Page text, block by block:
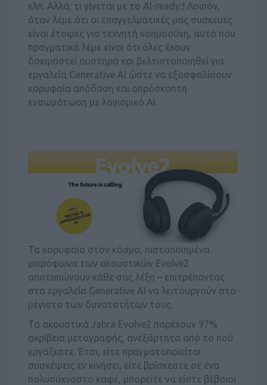
κλπ. Αλλά, τι γίνεται με το AI-ready;! Λοιπόν,
όταν λέμε ότι οι επαγγελματικές μας συσκευές
είναι έτοιμες για τεχνητή νοημοσύνη, αυτό που
πραγματικά λέμε είναι ότι όλες έχουν
δοκιμαστεί αυστηρά και βελτιστοποιηθεί για
εργαλεία Generative AI ώστε να εξασφαλίσουν
κορυφαία απόδοση και απρόσκοπτη
ενσωμάτωση με λογισμικό AI.
Τα κορυφαία στον κόσμο, πιστοποιημένα
μικρόφωνα των ακουστικών Evolve2
αποτυπώνουν κάθε σας λέξη – επιτρέποντας
στα εργαλεία Generative AI να λειτουργούν στο
μέγιστο των δυνατοτήτων τους.
Τα ακουστικά Jabra Evolve2 παρέχουν 97%
ακρίβεια μεταγραφής, ανεξάρτητα από το πού
εργάζεστε. Έτσι, είτε πραγματοποιείται
συσκέψεις εν κινήσει, είτε βρίσκεστε σε ένα
πολυσύχναστο καφέ, μπορείτε να είστε βέβαιοι